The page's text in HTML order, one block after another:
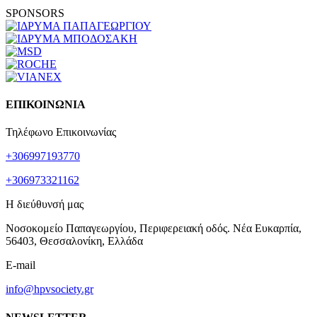
SPONSORS
ΕΠΙΚΟΙΝΩΝΙΑ
Τηλέφωνο Επικοινωνίας
+306997193770
+306973321162
Η διεύθυνσή μας
Νοσοκομείο Παπαγεωργίου, Περιφερειακή οδός. Νέα Ευκαρπία,
56403, Θεσσαλονίκη, Ελλάδα
E-mail
info@hpvsociety.gr